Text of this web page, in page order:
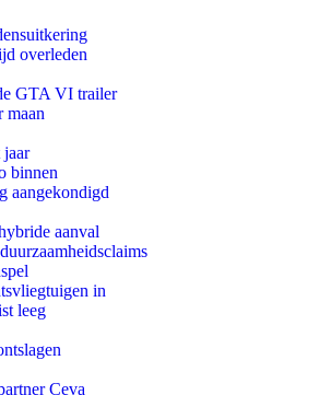
overleden
GTA VI trailer
maan
binnen
aangekondigd
aanval
in
leeg
Ceva